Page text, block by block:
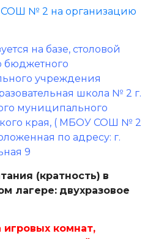
№ 2 на организацию
на базе, столовой
бюджетного
учреждения
школа № 2 г.
муниципального
края, ( МБОУ СОШ № 2
по адресу: г.
9
(кратность) в
лагере: двухразовое
игровых комнат,